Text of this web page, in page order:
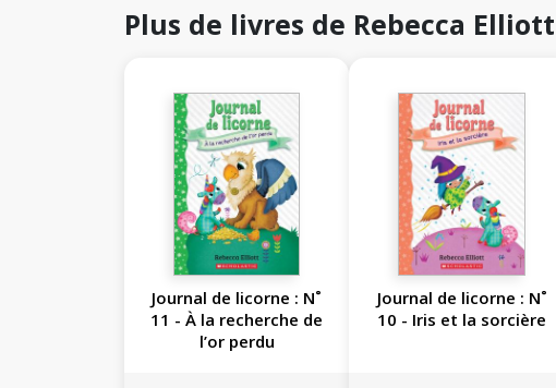
Plus de livres de Rebecca Elliott
Journal de licorne : N˚
11 - À la recherche de
l’or perdu
Journal de licorne : N˚
10 - Iris et la sorcière